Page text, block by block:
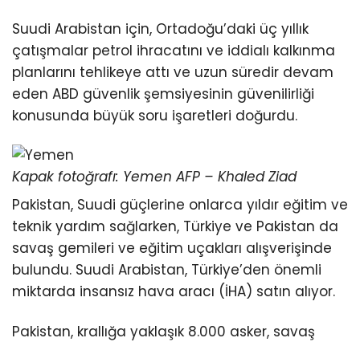
Suudi Arabistan için, Ortadoğu’daki üç yıllık
çatışmalar petrol ihracatını ve iddialı kalkınma
planlarını tehlikeye attı ve uzun süredir devam
eden ABD güvenlik şemsiyesinin güvenilirliği
konusunda büyük soru işaretleri doğurdu.
Kapak fotoğrafı: Yemen AFP – Khaled Ziad
Pakistan, Suudi güçlerine onlarca yıldır eğitim ve
teknik yardım sağlarken, Türkiye ve Pakistan da
savaş gemileri ve eğitim uçakları alışverişinde
bulundu. Suudi Arabistan, Türkiye’den önemli
miktarda insansız hava aracı (İHA) satın alıyor.
Pakistan, krallığa yaklaşık 8.000 asker, savaş